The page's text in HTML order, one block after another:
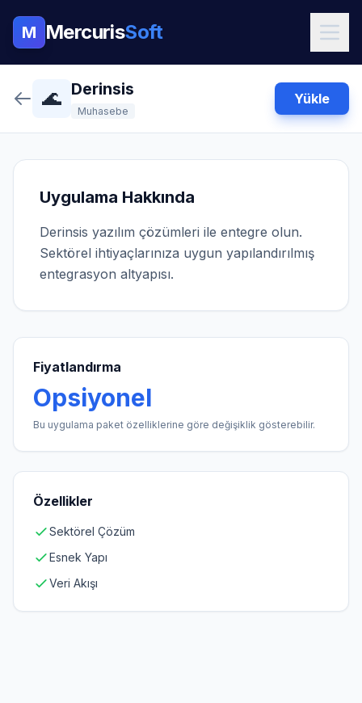
M MercurisSoft
🌊 Derinsis
Muhasebe
Yükle
Uygulama Hakkında
Derinsis yazılım çözümleri ile entegre olun.
Sektörel ihtiyaçlarınıza uygun yapılandırılmış
entegrasyon altyapısı.
Fiyatlandırma
Opsiyonel
Bu uygulama paket özelliklerine göre değişiklik gösterebilir.
Özellikler
Sektörel Çözüm
Esnek Yapı
Veri Akışı